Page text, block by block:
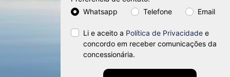
Whatsapp
Telefone Email
Li e aceito a Política de Privacidade e
concordo em receber comunicações da
concessionária.